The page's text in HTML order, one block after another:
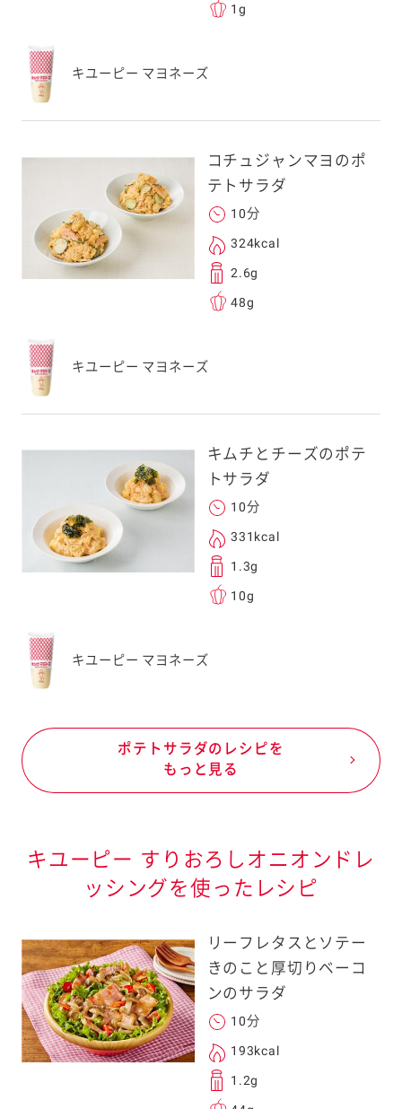
1g
キユーピー マヨネーズ
コチュジャンマヨのポ
テトサラダ
10分
324kcal
2.6g
48g
キユーピー マヨネーズ
キムチとチーズのポテ
トサラダ
10分
331kcal
1.3g
10g
キユーピー マヨネーズ
ポテトサラダのレシピを
もっと見る
キユーピー すりおろしオニオンドレ
ッシングを使ったレシピ
リーフレタスとソテー
きのこと厚切りベーコ
ンのサラダ
10分
193kcal
1.2g